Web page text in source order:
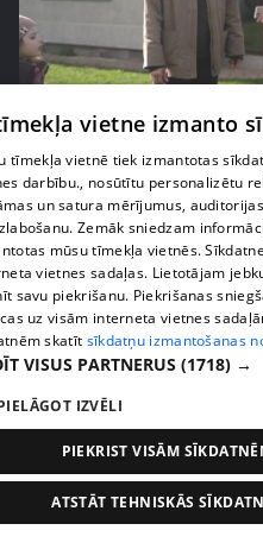
pirms 3 mēnešiem
Grila sezonā lieliski
uztura principus
13. epizode
vietne izmanto
tīmekļa vietnē tiek izmantotas
darbību., nosūtītu personalizētu
un satura mērījumus,
Zemāk sniedzam
mūsu tīmekļa vietnēs.
vietnes sadaļas. Lietotājam
savu piekrišanu. Piekrišanas
uz visām interneta vietnes
skatīt sīkdatņu izmantošanas
VISUS PARTNERUS (1718) →
IZVĒLI
PIEKRIST VISĀM
ATSTĀT TEHNISKĀS